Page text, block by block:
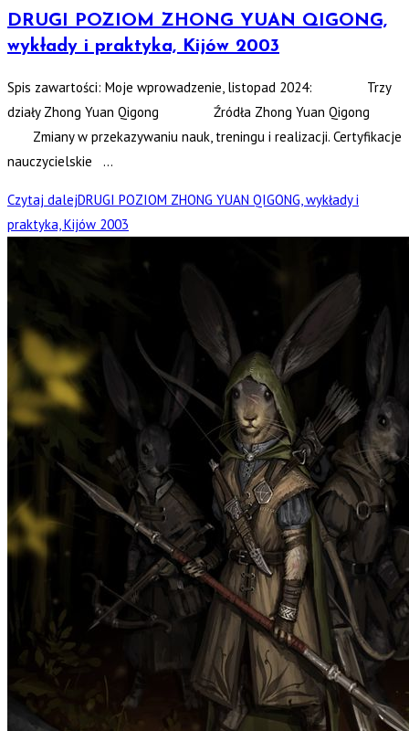
DRUGI POZIOM ZHONG YUAN QIGONG,
wykłady i praktyka, Kijów 2003
Spis zawartości: Moje wprowadzenie, listopad 2024: Trzy
działy Zhong Yuan Qigong Źródła Zhong Yuan Qigong
Zmiany w przekazywaniu nauk, treningu i realizacji. Certyfikacje
nauczycielskie …
Czytaj dalejDRUGI POZIOM ZHONG YUAN QIGONG, wykłady i
praktyka, Kijów 2003